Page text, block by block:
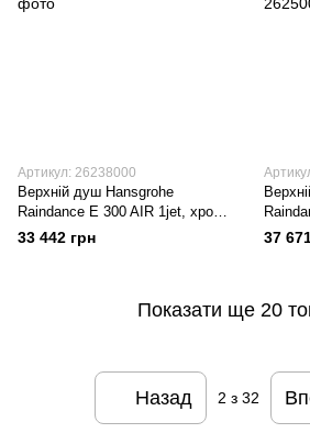
Артикул: 26238000
Верхній душ Hansgrohe
Raindance E 300 AIR 1jet, хром
26238000
33 442 грн 37
Показати ще 20
Назад 2 з 32